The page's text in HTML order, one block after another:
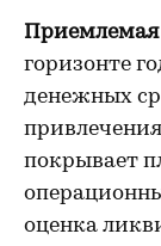
Приемлемая
горизонте
денежных
покрывает
оценка